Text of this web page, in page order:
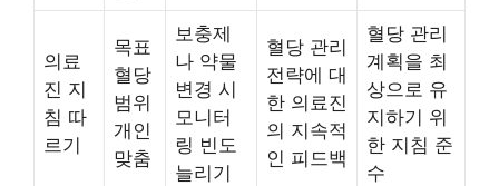
의료
진 지
침 따
르기
목표
혈당
범위
개인
맞춤
보충제
나 약물
변경 시
모니터
링 빈도
늘리기
혈당 관리
전략에 대
한 의료진
의 지속적
인 피드백
혈당 관리
계획을 최
상으로 유
지하기 위
한 지침 준
수